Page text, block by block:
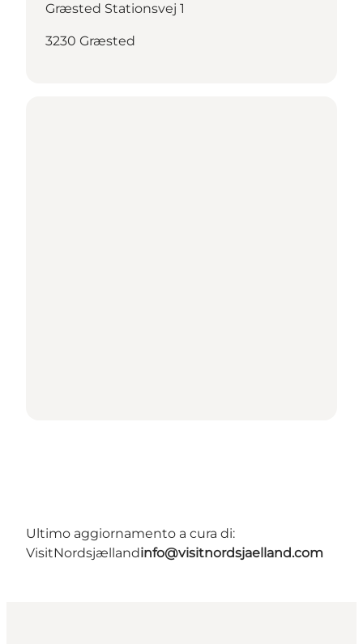
Græsted Stationsvej 1
3230 Græsted
Ultimo aggiornamento a cura di:
VisitNordsjællandinfo@visitnordsjaelland.com